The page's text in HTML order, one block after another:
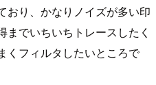
おり、かなりノイズが多い印
でいちいちトレースしたく
くフィルタしたいところで